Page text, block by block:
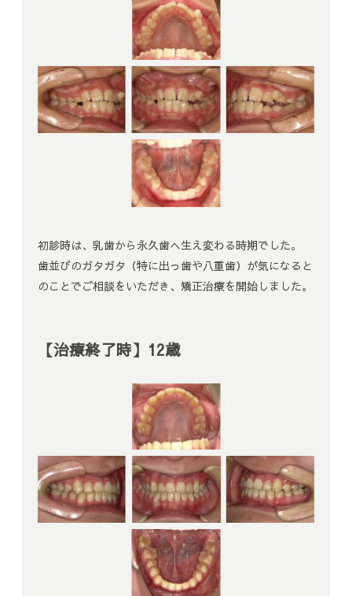
初診時は、乳歯から永久歯へ生え変わる時期でした。
歯並びのガタガタ（特に出っ歯や八重歯）が気になると
のことでご相談をいただき、矯正治療を開始しました。
【治療終了時】12歳